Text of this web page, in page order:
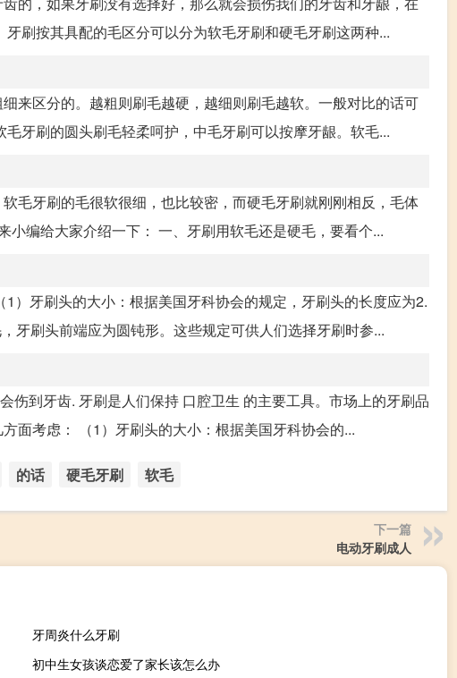
刷按其具配的毛区分可以分为软毛牙刷和硬毛牙刷这两种...
来区分的。越粗则刷毛越硬，越细则刷毛越软。一般对比的话可
牙刷的圆头刷毛轻柔呵护，中毛牙刷可以按摩牙龈。软毛...
毛牙刷的毛很软很细，也比较密，而硬毛牙刷就刚刚相反，毛体
编给大家介绍一下： 一、牙刷用软毛还是硬毛，要看个...
）牙刷头的大小：根据美国牙科协会的规定，牙刷头的长度应为2.
牙刷头前端应为圆钝形。这些规定可供人们选择牙刷时参...
伤到牙齿. 牙刷是人们保持 口腔卫生 的主要工具。市场上的牙刷品
面考虑： （1）牙刷头的大小：根据美国牙科协会的...
的话 硬毛牙刷 软毛
下一篇
电动牙刷成人
牙周炎什么牙刷
初中生女孩谈恋爱了家长该怎么办